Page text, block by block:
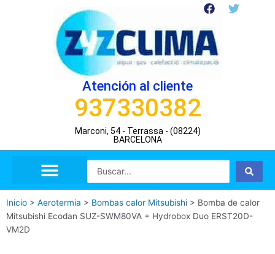
F
e
b
o
T
Atención al cliente
937330382
Marconi, 54 - Terrassa - (08224)
BARCELONA
Search
Inicio > Aerotermia > Bombas calor Mitsubishi > Bomba de calor
Mitsubishi Ecodan SUZ-SWM80VA + Hydrobox Duo ERST20D-
VM2D